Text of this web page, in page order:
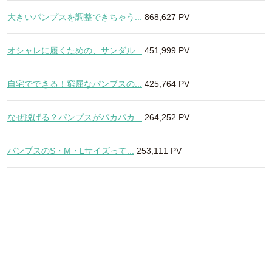
大きいパンプスを調整できちゃう... 868,627 PV
オシャレに履くための、サンダル... 451,999 PV
自宅でできる！窮屈なパンプスの... 425,764 PV
なぜ脱げる？パンプスがパカパカ... 264,252 PV
パンプスのS・M・Lサイズって... 253,111 PV